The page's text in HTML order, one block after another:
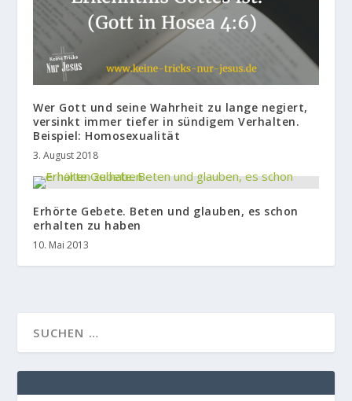
Wer Gott und seine Wahrheit zu lange negiert,
versinkt immer tiefer in sündigem Verhalten.
Beispiel: Homosexualität
3. August 2018
Erhörte Gebete. Beten und glauben, es schon
erhalten zu haben
10. Mai 2013